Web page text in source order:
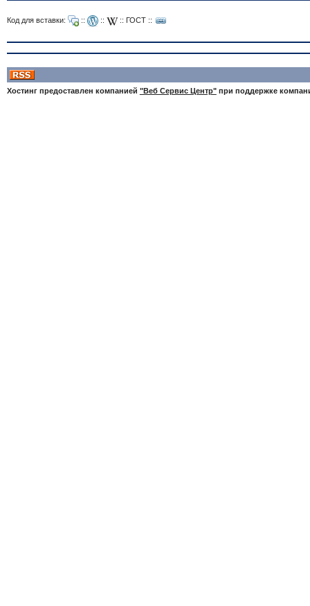
Код для вставки: :: :: :: ГОСТ::
Хостинг предоставлен компанией "Веб Сервис Центр"при поддержке